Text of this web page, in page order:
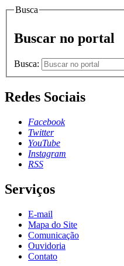
Busca
Buscar no portal
Busca:
Redes Sociais
Facebook
Twitter
YouTube
Instagram
RSS
Serviços
E-mail
Mapa do Site
Comunicação
Ouvidoria
Contato